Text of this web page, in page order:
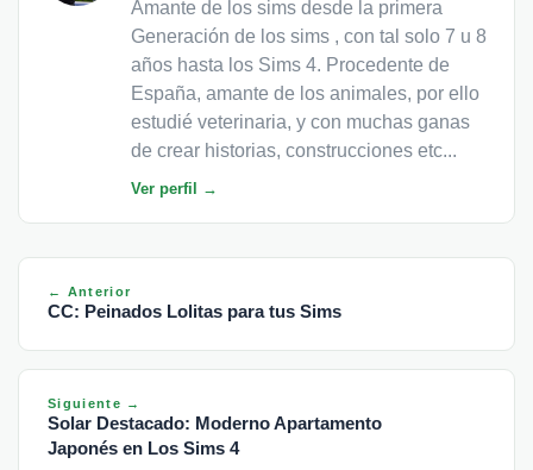
Amante de los sims desde la primera
Generación de los sims , con tal solo 7 u 8
años hasta los Sims 4. Procedente de
España, amante de los animales, por ello
estudié veterinaria, y con muchas ganas
de crear historias, construcciones etc...
Ver perfil →
← Anterior
CC: Peinados Lolitas para tus Sims
Siguiente →
Solar Destacado: Moderno Apartamento
Japonés en Los Sims 4